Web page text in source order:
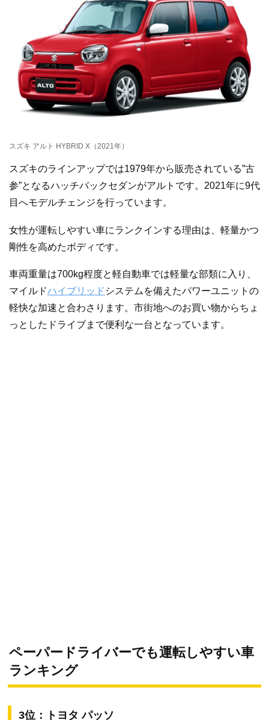
スズキ アルト HYBRID X（2021年）
スズキのラインアップでは1979年から販売されている”古
参”となるハッチバックセダンがアルトです。2021年に9代
目へモデルチェンジを行っています。
女性が運転しやすい車にランクインする理由は、軽量かつ
剛性を高めたボディです。
車両重量は700kg程度と軽自動車では軽量な部類に入り、
マイルドハイブリッド システムを備えたパワーユニットの
軽快な加速と合わさります。市街地へのお買い物からちょ
っとしたドライブまで便利な一台となっています。
ペーパードライバーでも運転しやすい車
ランキング
3位：トヨタ パッソ